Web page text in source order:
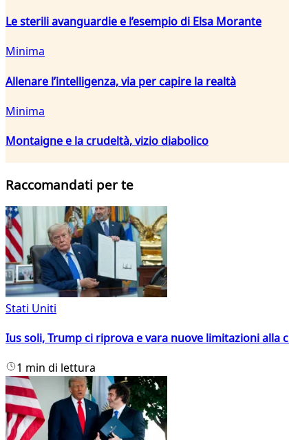
Le sterili avanguardie e l’esempio di Elsa Morante
Minima
Allenare l’intelligenza, via per capire la realtà
Minima
Montaigne e la crudeltà, vizio diabolico
Raccomandati per te
Stati Uniti
Ius soli, Trump ci riprova e vara nuove limitazioni alla
1 min di lettura